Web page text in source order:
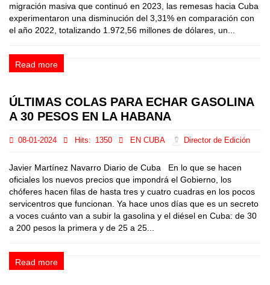
migración masiva que continuó en 2023, las remesas hacia Cuba
experimentaron una disminución del 3,31% en comparación con
el año 2022, totalizando 1.972,56 millones de dólares, un...
Read more
ÚLTIMAS COLAS PARA ECHAR GASOLINA
A 30 PESOS EN LA HABANA
08-01-2024 Hits: 1350 EN CUBA Director de Edición
Javier Martínez Navarro Diario de Cuba En lo que se hacen
oficiales los nuevos precios que impondrá el Gobierno, los
chóferes hacen filas de hasta tres y cuatro cuadras en los pocos
servicentros que funcionan. Ya hace unos días que es un secreto
a voces cuánto van a subir la gasolina y el diésel en Cuba: de 30
a 200 pesos la primera y de 25 a 25...
Read more